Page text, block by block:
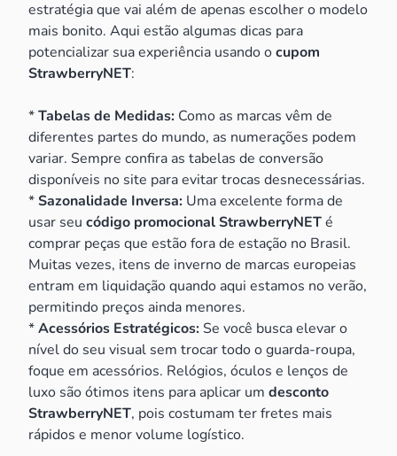
estratégia que vai além de apenas escolher o modelo
mais bonito. Aqui estão algumas dicas para
potencializar sua experiência usando ocupom
StrawberryNET:
*Tabelas de Medidas: Como as marcas vêm de
diferentes partes do mundo, as numerações podem
variar. Sempre confira as tabelas de conversão
disponíveis no site para evitar trocas desnecessárias.
*Sazonalidade Inversa: Uma excelente forma de
usar seu código promocional StrawberryNETé
comprar peças que estão fora de estação no Brasil.
Muitas vezes, itens de inverno de marcas europeias
entram em liquidação quando aqui estamos no verão,
permitindo preços ainda menores.
*Acessórios Estratégicos:Se você busca elevar o
nível do seu visual sem trocar todo o guarda-roupa,
foque em acessórios. Relógios, óculos e lenços de
luxo são ótimos itens para aplicar um desconto
StrawberryNET, pois costumam ter fretes mais
rápidos e menor volume logístico.